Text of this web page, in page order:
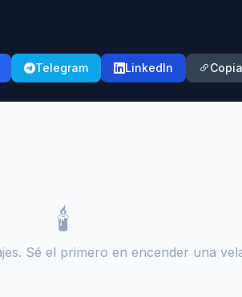
Telegram LinkedIn
🕯️
Sé el primero en encender una